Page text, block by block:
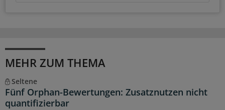
MEHR ZUM THEMA
Seltene
Fünf Orphan-Bewertungen: Zusatznutzen nicht
quantifizierbar